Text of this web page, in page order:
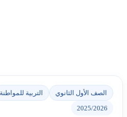
الصف الأول الثانوي التربية للمواطنة
2025/2026